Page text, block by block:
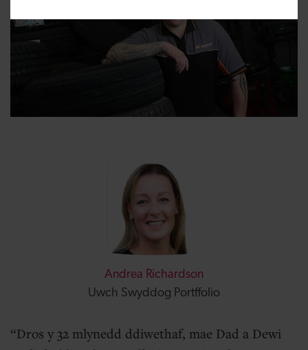
Andrea Richardson
Uwch Swyddog Portffolio
Dros y 32 mlynedd ddiwethaf, mae Dad a Dewi